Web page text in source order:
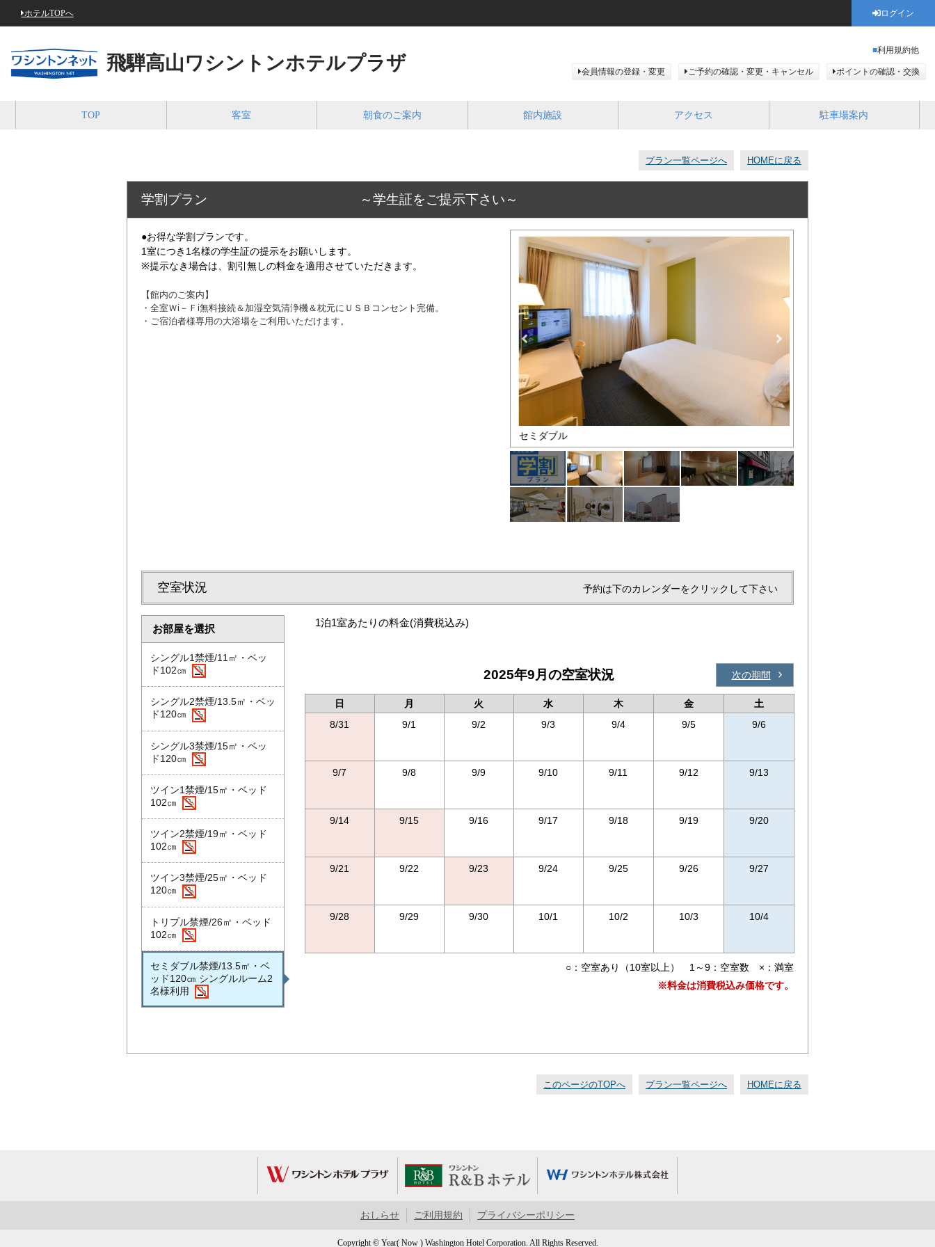
ホテルTOPへ ログイン
飛騨高山ワシントンホテルプラザ
利用規約他
会員情報の登録・変更 ご予約の確認・変更・キャンセル ポイントの確認・交換
TOP 客室 朝食のご案内 館内施設 アクセス 駐車場案内
プラン一覧ページへ HOMEに戻る
学割プラン ～学生証をご提示下さい～
●お得な学割プランです。
1室につき1名様の学生証の提示をお願いします。
※提示なき場合は、割引無しの料金を適用させていただきます。
【館内のご案内】
・全室Ｗi－Ｆi無料接続＆加湿空気清浄機＆枕元にＵＳＢコンセント完備。
・ご宿泊者様専用の大浴場をご利用いただけます。
セミダブル
空室状況 予約は下のカレンダーをクリックして下さい
お部屋を選択
シングル1禁煙/11㎡・ベッ
ド102㎝
シングル2禁煙/13.5㎡・ベッ
ド120㎝
シングル3禁煙/15㎡・ベッ
ド120㎝
ツイン1禁煙/15㎡・ベッド
102㎝
ツイン2禁煙/19㎡・ベッド
102㎝
ツイン3禁煙/25㎡・ベッド
120㎝
トリプル禁煙/26㎡・ベッド
102㎝
セミダブル禁煙/13.5㎡・ベ
ッド120㎝ シングルルーム2
名様利用
1泊1室あたりの料金(消費税込み)
2025年9月の空室状況 次の期間
日 月 火 水 木 金
土
8/31
9/1 9/2 9/3 9/4 9/5 9/6
9/7 9/8 9/9 9/10 9/11 9/12 9/13
9/14 9/15 9/16 9/17 9/18 9/19 9/20
9/21 9/22 9/23 9/24 9/25 9/26 9/27
9/28 9/29 9/30 10/1 10/2 10/3 10/4
○：空室あり（10室以上） 1～9：空室数 ×：満室
※料金は消費税込み価格です。
このページのTOPへ プラン一覧ページへ HOMEに戻る
おしらせ ご利用規約 プライバシーポリシー
Copyright © Year( Now ) Washington Hotel Corporation. All Rights Reserved.